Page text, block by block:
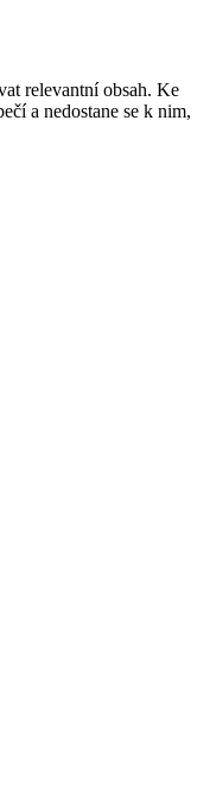
relevantní obsah. Ke
a nedostane se k nim,